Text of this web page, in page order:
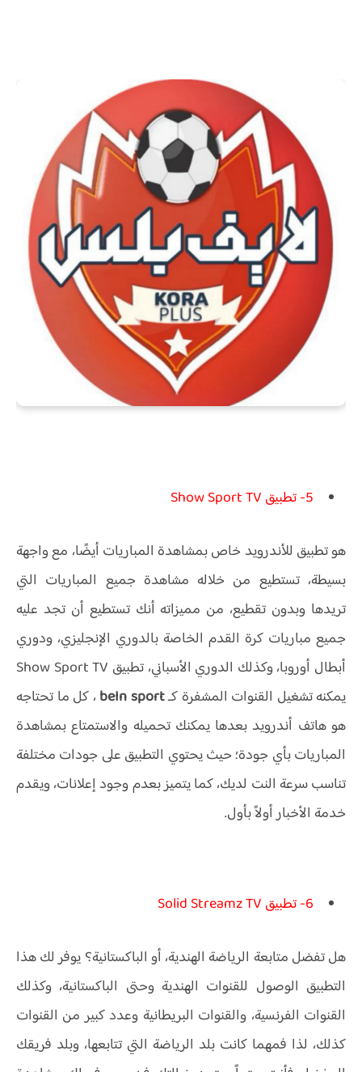
5- تطبيق Show Sport TV
هو تطبيق للأندرويد خاص بمشاهدة المباريات أيضًا، مع واجهة
بسيطة، تستطيع من خلاله مشاهدة جميع المباريات التي
تريدها وبدون تقطيع، من مميزاته أنك تستطيع أن تجد عليه
جميع مباريات كرة القدم الخاصة بالدوري الإنجليزي، ودوري
أبطال أوروبا، وكذلك الدوري الأسباني، تطبيق Show Sport TV
يمكنه تشغيل القنوات المشفرة كـbeIn sport، كل ما تحتاجه
هو هاتف أندرويد بعدها يمكنك تحميله والاستمتاع بمشاهدة
المباريات بأي جودة؛ حيث يحتوي التطبيق على جودات مختلفة
تناسب سرعة النت لديك، كما يتميز بعدم وجود إعلانات، ويقدم
خدمة الأخبار أولاً بأول.
6- تطبيق Solid Streamz TV
هل تفضل متابعة الرياضة الهندية، أو الباكستانية؟ يوفر لك هذا
التطبيق الوصول للقنوات الهندية وحتى الباكستانية، وكذلك
القنوات الفرنسية، والقنوات البريطانية وعدد كبير من القنوات
كذلك، لذا فمهما كانت بلد الرياضة التي تتابعها، وبلد فريقك